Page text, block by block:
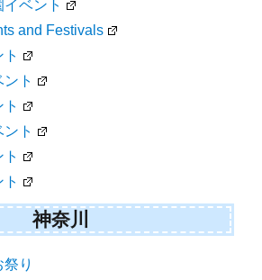
ベント
and Festivals
ト
ト
神奈川
り